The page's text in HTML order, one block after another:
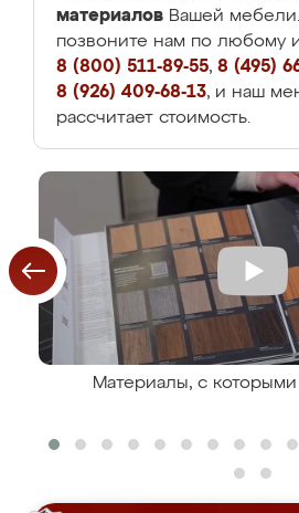
материалов Вашей
позвоните нам по любому
8 (800) 511-89-55, 8 (495)
8 (926) 409-68-13, и наш
рассчитает стоимость.
Материалы, с